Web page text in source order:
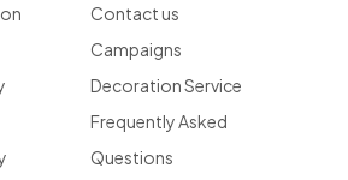
Contact us
Campaigns
Decoration Service
Frequently Asked
Questions